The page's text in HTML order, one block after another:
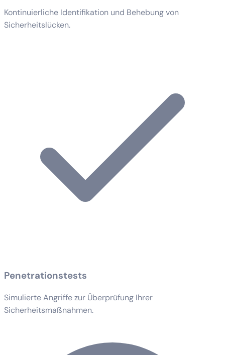
Kontinuierliche Identifikation und Behebung von
Sicherheitslücken.
Penetrationstests
Simulierte Angriffe zur Überprüfung Ihrer
Sicherheitsmaßnahmen.